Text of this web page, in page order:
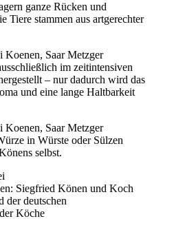
ganze Rücken und
Tiere stammen aus artgerechter
im zeitintensiven
– nur dadurch wird das
und eine lange Haltbarkeit
in Würste oder Sülzen
selbst.
Siegfried Könen und Koch
der deutschen
Köche